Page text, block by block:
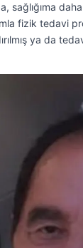
sağlığıma
fizik tedavi
ya da